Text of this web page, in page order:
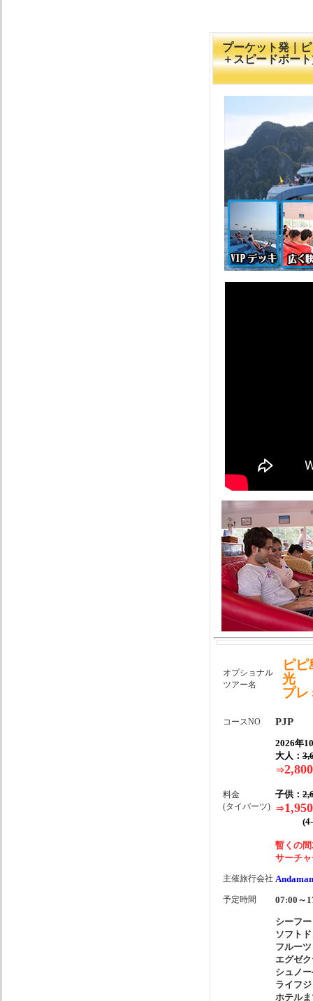
プーケット発｜
＋スピードボー
オプショナル
ツアー名
ピ
光
プレ
コースNO PJP
料金
(タイバーツ)
2026年
大人：
⇒2,800
子供：
⇒1,950
(4-
暫くの
サーチ
主催旅行会社
予定時間 07:00～
シーフ
ソフト
フルー
エグゼ
シュノ
ライフ
ホテル